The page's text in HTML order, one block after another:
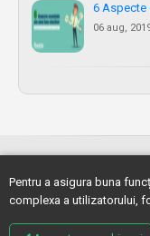
6 Aspecte
06 aug,
SHOWCASE